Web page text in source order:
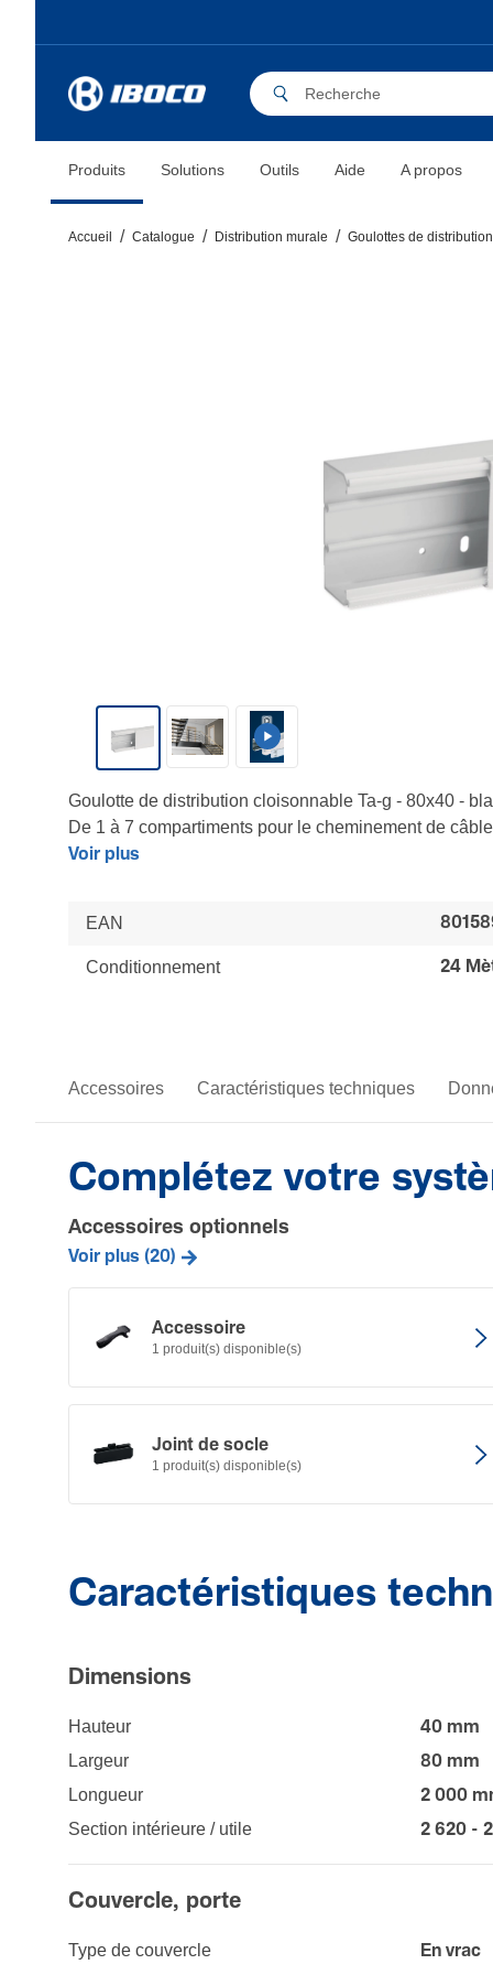
Produits Solutions Outils Aide A propos
Accueil Catalogue Distribution murale Goulottes de distribution
Goulotte de distribution cloisonnable Ta-g - 80x40 -
De 1 à 7 compartiments pour le cheminement de
appareillable 45x45 - Résistance mécanique 2,5 x
120°
Voir plus
EAN
Conditionnement 24
Accessoires Caractéristiques techniques
Complétez votre
Accessoires optionnels
Voir plus (20)
Acces­soire
1 produit(s) disponible(s)
Joint de socle
1 produit(s) disponible(s)
Caractéristiques
Dimen­sions
Hauteur
40 mm
Largeur
80 mm
Longueur
2 000
Section intérieure / utile
2 620 -
Couver­cle, porte
Type de couvercle En vrac